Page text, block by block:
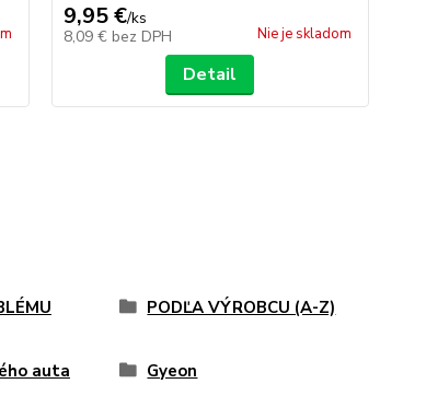
9,95 €/ks
8,09 € bez DPH Nie je skladom
Detail
PODĽA VÝROBCU (A-Z)
auta
Gyeon